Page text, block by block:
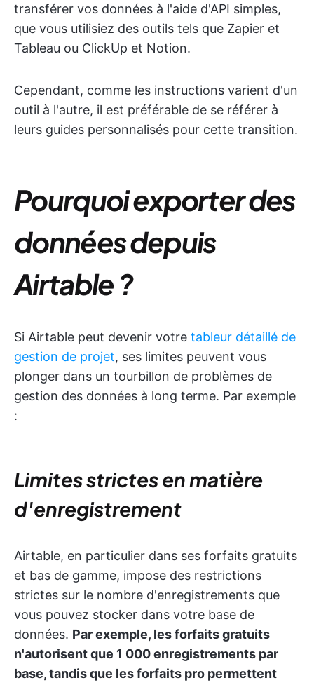
transférer vos données à l'aide d'API simples,
que vous utilisiez des outils tels que Zapier et
Tableau ou ClickUp et Notion.
Cependant, comme les instructions varient d'un
outil à l'autre, il est préférable de se référer à
leurs guides personnalisés pour cette transition.
Pourquoi exporter des
données depuis
Airtable ?
Si Airtable peut devenir votre tableur détaillé de
gestion de projet, ses limites peuvent vous
plonger dans un tourbillon de problèmes de
gestion des données à long terme. Par exemple
:
Limites strictes en matière
d'enregistrement
Airtable, en particulier dans ses forfaits gratuits
et bas de gamme, impose des restrictions
strictes sur le nombre d'enregistrements que
vous pouvez stocker dans votre base de
données. Par exemple, les forfaits gratuits
n'autorisent que 1 000 enregistrements par
base, tandis que les forfaits pro permettent